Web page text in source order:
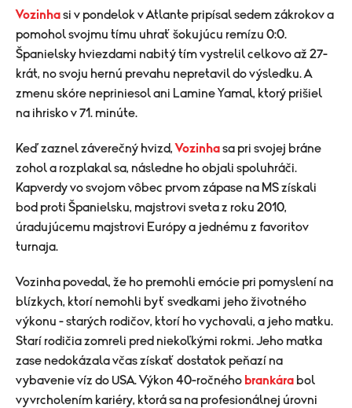
Vozinhasi v pondelok v Atlante pripísal sedem zákrokov a
pomohol svojmu tímu uhrať šokujúcu remízu 0:0.
Španielsky hviezdami nabitý tím vystrelil celkovo až 27-
krát, no svoju hernú prevahu nepretavil do výsledku. A
zmenu skóre nepriniesol ani Lamine Yamal, ktorý prišiel
na ihrisko v 71. minúte.
Keď zaznel záverečný hvizd, Vozinhasa pri svojej bráne
zohol a rozplakal sa, následne ho objali spoluhráči.
Kapverdy vo svojom vôbec prvom zápase na MS získali
bod proti Španielsku, majstrovi sveta z roku 2010,
úradujúcemu majstrovi Európy a jednému z favoritov
turnaja.
Vozinha povedal, že ho premohli emócie pri pomyslení na
blízkych, ktorí nemohli byť svedkami jeho životného
výkonu - starých rodičov, ktorí ho vychovali, a jeho matku.
Starí rodičia zomreli pred niekoľkými rokmi. Jeho matka
zase nedokázala včas získať dostatok peňazí na
vybavenie víz do USA. Výkon 40-ročného brankára bol
vyvrcholením kariéry, ktorá sa na profesionálnej úrovni